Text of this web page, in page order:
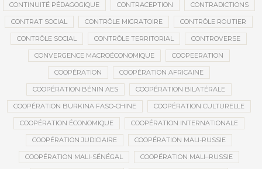
CONTINUITÉ PÉDAGOGIQUE CONTRACEPTION CONTRADICTIONS
CONTRAT SOCIAL CONTRÔLE MIGRATOIRE CONTRÔLE ROUTIER
CONTRÔLE SOCIAL CONTRÔLE TERRITORIAL CONTROVERSE
CONVERGENCE MACROÉCONOMIQUE COOPEERATION
COOPÉRATION COOPÉRATION AFRICAINE
COOPÉRATION BÉNIN AES COOPÉRATION BILATÉRALE
COOPÉRATION BURKINA FASO-CHINE COOPÉRATION CULTURELLE
COOPÉRATION ÉCONOMIQUE COOPÉRATION INTERNATIONALE
COOPÉRATION JUDICIAIRE COOPÉRATION MALI-RUSSIE
COOPÉRATION MALI-SÉNÉGAL COOPÉRATION MALI–RUSSIE